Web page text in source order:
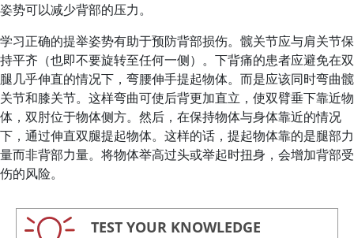
姿势可以减少背部的压力。
学习正确的提举姿势有助于预防背部损伤。髋关节应与肩关节保
持平齐（也即不要旋转至任何一侧）。下背痛的患者应避免在双
腿几乎伸直的情况下，弯腰伸手提起物体。而是应该同时弯曲髋
关节和膝关节。这样弯曲可使后背更加直立，使双臂垂下靠近物
体，双肘位于物体侧方。然后，在保持物体与身体靠近的情况
下，通过伸直双腿提起物体。这样的话，提起物体靠的是腿部力
量而非背部力量。将物体举高过头或举起时扭身，会增加背部受
伤的风险。
TEST YOUR KNOWLEDGE